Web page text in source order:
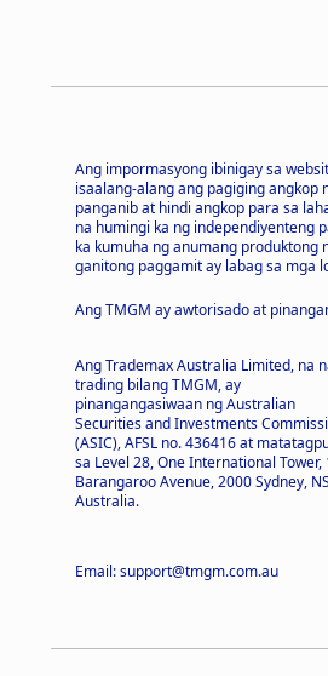
Ang impormasyong ibinigay sa
isaalang-alang ang pagiging angkop
panganib at hindi angkop para sa
na humingi ka ng independiyenteng
ka kumuha ng anumang produktong
ganitong paggamit ay labag sa mga
Ang TMGM ay awtorisado at
Ang Trademax Australia Limited, na
trading bilang TMGM, ay
pinangangasiwaan ng Australian
Securities and Investments
(ASIC), AFSL no. 436416 at
sa Level 28, One International Tower,
Barangaroo Avenue, 2000 Sydney,
Australia.
Email: support@tmgm.com.au